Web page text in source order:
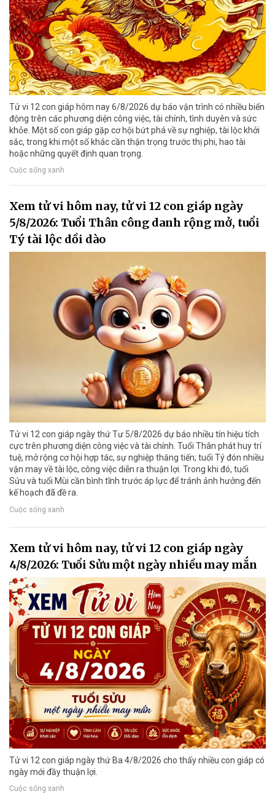
Tử vi 12 con giáp hôm nay 6/8/2026 dự báo vận trình có nhiều biến
động trên các phương diện công việc, tài chính, tình duyên và sức
khỏe. Một số con giáp gặp cơ hội bứt phá về sự nghiệp, tài lộc khởi
sắc, trong khi một số khác cần thận trọng trước thị phi, hao tài
hoặc những quyết định quan trọng.
Cuộc sống xanh
Xem tử vi hôm nay, tử vi 12 con giáp ngày
5/8/2026: Tuổi Thân công danh rộng mở, tuổi
Tý tài lộc dồi dào
Tử vi 12 con giáp ngày thứ Tư 5/8/2026 dự báo nhiều tín hiệu tích
cực trên phương diện công việc và tài chính. Tuổi Thân phát huy trí
tuệ, mở rộng cơ hội hợp tác, sự nghiệp thăng tiến; tuổi Tý đón nhiều
vận may về tài lộc, công việc diễn ra thuận lợi. Trong khi đó, tuổi
Sửu và tuổi Mùi cần bình tĩnh trước áp lực để tránh ảnh hưởng đến
kế hoạch đã đề ra.
Cuộc sống xanh
Xem tử vi hôm nay, tử vi 12 con giáp ngày
4/8/2026: Tuổi Sửu một ngày nhiều may mắn
Tử vi 12 con giáp ngày thứ Ba 4/8/2026 cho thấy nhiều con giáp có
ngày mới đầy thuận lợi.
Cuộc sống xanh